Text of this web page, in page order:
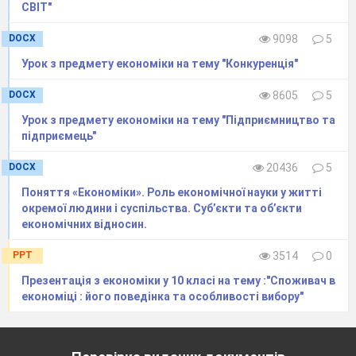
платежі, здійснені у зв’язку з придбанням
(отриманням) прав на об’єкт основних засобів та
придбанням (створенням) основних засобів, які
не відшкодовуються підприємству;
витрати на установку, монтаж, налагодження
основних засобів;
інші витрати, безпосередньо пов’язані з
доведенням основних засобів до стану, у якому
вони придатні для використання у запланованих
Витрати на сплату відсотків за користування
кредитом не включаються до первісної вартості
або частково за рахунок позикового капіталу.
СВІТ"
DOCX 9098
5
Урок з предмету економіки на тему "Конкуренція"
DOCX 8605
5
Урок з предмету економіки на тему "Підприємництво та
підприємець"
DOCX 20436
5
Поняття «Економіки». Роль економічної науки у житті
окремої людини і суспільства. Суб’єкти та об’єкти
економічних відносин.
PPT 3514
0
Презентація з економіки у 10 класі на тему :"Споживач в
економіці : його поведінка та особливості вибору"